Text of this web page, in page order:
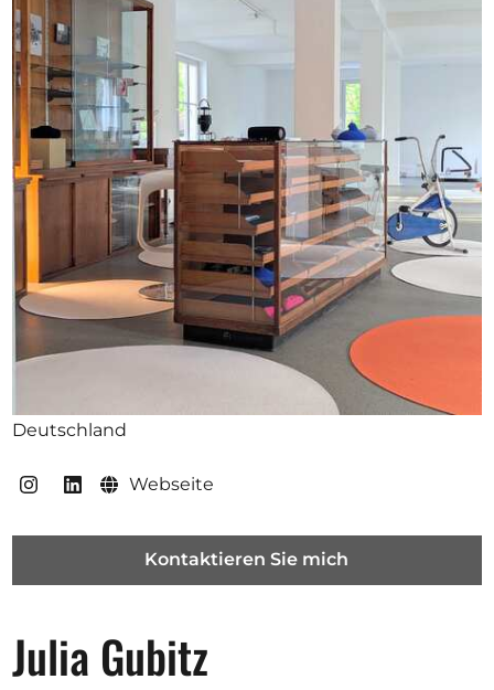
Ausschreibungen
Mitglied werden
Künstler:innen
Über uns
Spenden
Partners
Help
Deutschland
Webseite
Kontaktieren Sie mich
Julia Gubitz